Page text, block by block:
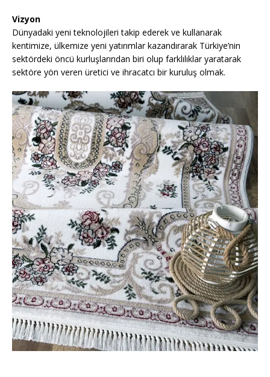
Vizyon
Dünyadaki yeni teknolojileri takip ederek ve kullanarak
kentimize, ülkemize yeni yatırımlar kazandırarak Türkiye’nin
sektördeki öncü kurluşlarından biri olup farklılıklar yaratarak
sektöre yön veren üretici ve ihracatcı bir kuruluş olmak.